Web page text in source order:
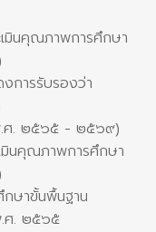
เมินคุณภาพการศึกษา
การรับรองว่า
.ศ. ๒๕๖๕ - ๒๕๖๙)
มินคุณภาพการศึกษา
กษาขั้นพื้นฐาน
ศ. ๒๕๖๕